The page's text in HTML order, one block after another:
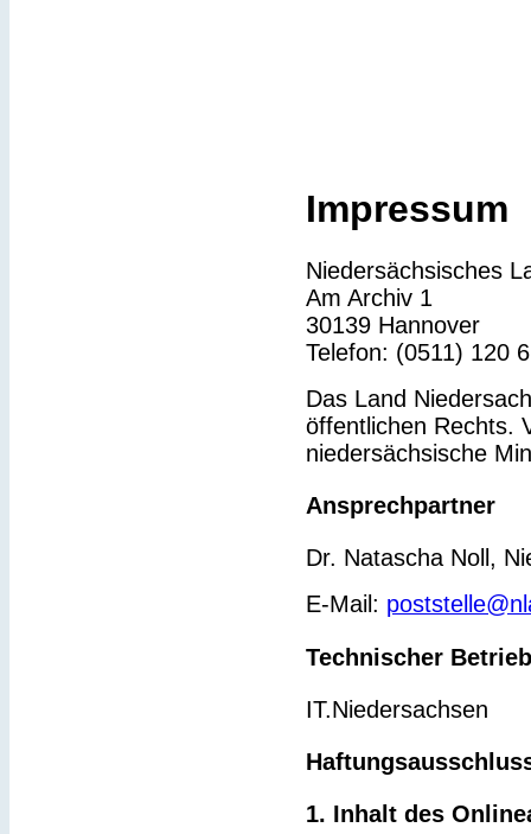
Impressum
Niedersächsisches
Am Archiv 1
30139 Hannover
Telefon: (0511) 120
Das Land
öffentlichen Rechts.
niedersächsische
Ansprechpartner
Dr. Natascha Noll,
E-Mail:
Technischer Betrieb
IT.Niedersachsen
1. Inhalt des